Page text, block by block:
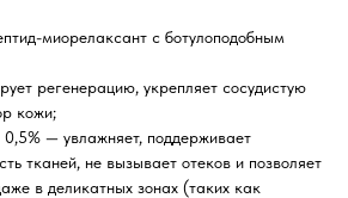
миорелаксант с ботулоподобным
регенерацию, укрепляет сосудистую
кожи;
0,5% — увлажняет, поддерживает
тканей, не вызывает отеков и позволяет
в деликатных зонах (таких как